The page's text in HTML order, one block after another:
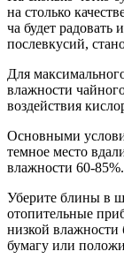
на столько
ча будет
послевкусий,
Для
влажности
воздействия
Основными
темное место
влажности 60-85%.
Уберите блины в
отопительные
низкой влажности
бумагу или